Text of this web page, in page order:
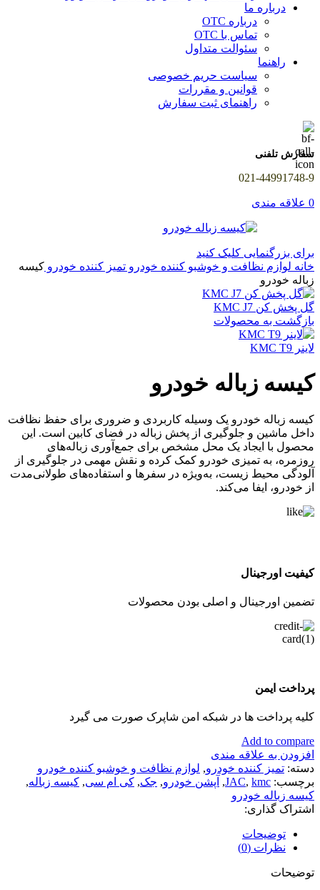
درباره ما
درباره OTC
تماس با OTC
سئوالت متداول
راهنما
سیاست حریم خصوصی
قوانین و مقررات
راهنمای ثبت سفارش
سفارش تلفنی
021-44991748-9
0 علاقه مندی
برای بزرگنمایی کلیک کنید
خانه لوازم نظافت و خوشبو کننده خودرو تمیز کننده خودرو کیسه
زباله خودرو
گل پخش کن KMC J7
بازگشت به محصولات
لاینر KMC T9
کیسه زباله خودرو
کیسه زباله خودرو یک وسیله کاربردی و ضروری برای حفظ نظافت
داخل ماشین و جلوگیری از پخش زباله در فضای کابین است. این
محصول با ایجاد یک محل مشخص برای جمع‌آوری زباله‌های
روزمره، به تمیزی خودرو کمک کرده و نقش مهمی در جلوگیری از
آلودگی محیط زیست، به‌ویژه در سفرها و استفاده‌های طولانی‌مدت
از خودرو، ایفا می‌کند.
کیفیت اورجینال
تضمین اورجینال و اصلی بودن محصولات
پرداخت ایمن
کلیه پرداخت ها در شبکه امن شاپرک صورت می گیرد
Add to compare
افزودن به علاقه مندی
دسته: تمیز کننده خودرو, لوازم نظافت و خوشبو کننده خودرو
برچسب:
JAC, kmc
, آپشن خودرو, جک, کی ام سی, کیسه زباله,
کیسه زباله خودرو
اشتراک گذاری:
توضیحات
نظرات (0)
توضیحات